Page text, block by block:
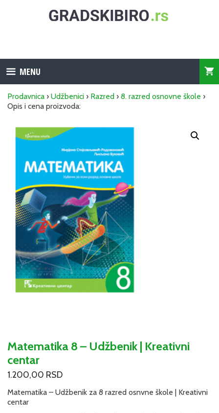
MENU
Prodavnica › Udžbenici › Razred › 8. razred osnovne škole ›
Opis i cena proizvoda:
Matematika 8 – Udžbenik | Kreativni
centar
1.200,00 RSD
Matematika – Udžbenik za 8 razred osnvne škole | Kreativni
centar